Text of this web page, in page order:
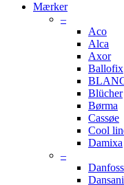
Mærker
–
Aco
Alca
Axor
Ballofix
Blücher
Børma
Cassøe
Cool
Damixa
–
Danfoss
Dansani